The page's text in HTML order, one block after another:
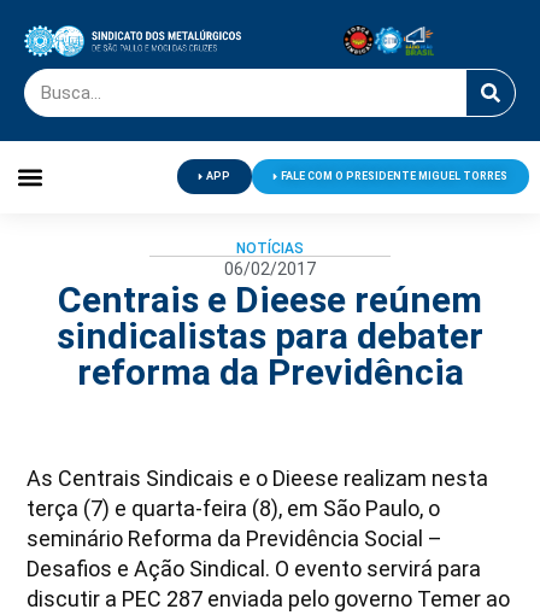
APP FALE COM O PRESIDENTE MIGUEL TORRES
NOTÍCIAS
06/02/2017
Centrais e Dieese reúnem
sindicalistas para debater
reforma da Previdência
As Centrais Sindicais e o Dieese realizam nesta
terça (7) e quarta-feira (8), em São Paulo, o
seminário Reforma da Previdência Social –
Desafios e Ação Sindical. O evento servirá para
discutir a PEC 287 enviada pelo governo Temer ao